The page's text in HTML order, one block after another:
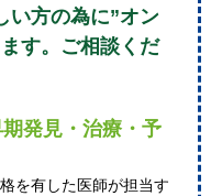
い方の為に”オン
す。ご相談くだ
発見・治療・予
を有した医師が担当す